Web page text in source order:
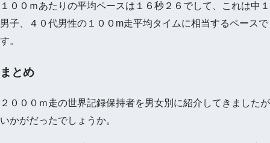
１００ｍあたりの平均ペースは１６秒２６でして、これは中１
男子、４０代男性の１００m走平均タイムに相当するペースで
す。
まとめ
２０００ｍ走の世界記録保持者を男女別に紹介してきましたが
いかがだったでしょうか。